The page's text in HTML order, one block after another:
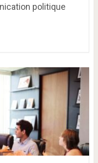
politique